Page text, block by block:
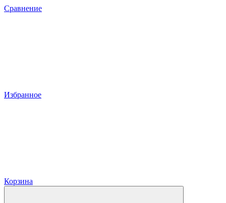
Сравнение
Избранное
Корзина